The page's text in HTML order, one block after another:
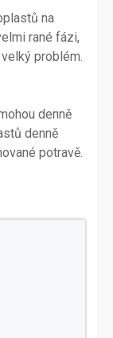
na
rané fázi,
problém.
denně
denně
potravě.